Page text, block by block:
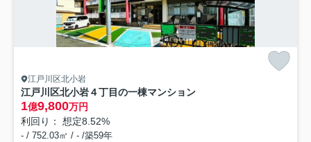
江戸川区北小岩
江戸川区北小岩４丁目の一棟マンション
1億9,800万円
利回り： 想定8.52%
- / 752.03㎡ / - /築59年